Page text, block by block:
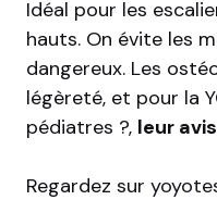
Idéal pour les
hauts. On évite les
dangereux. Les
légèreté, et pour la
pédiatres ?, leur
Regardez sur